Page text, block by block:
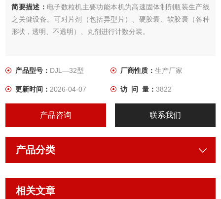
简要描述： 电子数粒机主要功能本机为高速固体制剂瓶装生产线
之关健设备。可对片剂（包括异型片）、硬胶囊、软胶囊（各种
形状，透明、不透明）、丸剂进行计数分装。
产品型号： DJL—32型 厂商性质： 生产厂家
更新时间：2026-04-07 访 问 量： 3822
产品咨询 联系我们
产品分类
相关文章